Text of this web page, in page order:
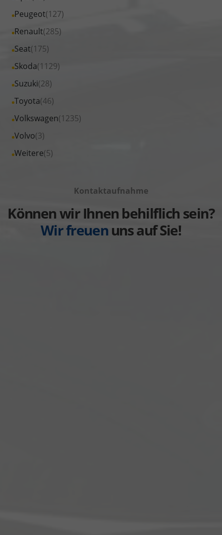
anzeigen
Nissan
anzeigen
Fahrzeuge
Opel
anzeigen
Peugeot(127)
Alle
Fahrzeuge
Peugeot
anzeigen
Renault(285)
Alle
Fahrzeuge
Renault
anzeigen
Seat(175)
Alle
Fahrzeuge
Seat
anzeigen
Skoda(1129)
Alle
Fahrzeuge
Skoda
anzeigen
Suzuki(28)
Alle
Fahrzeuge
Suzuki
anzeigen
Toyota(46)
Alle
Fahrzeuge
Toyota
anzeigen
Volkswagen(1235)
Alle
Fahrzeuge
Volkswagen
Volvo(3)
Alle
Fahrzeuge
Weitere(5)
Alle
anzeigen
Kontaktaufnahme
Können wir Ihnen behilflich sein?
Wir freuenuns auf Sie!